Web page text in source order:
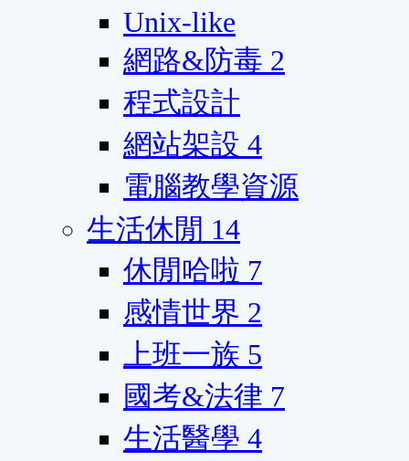
Unix-like
網路&防毒 2
程式設計
網站架設 4
電腦教學資源
生活休閒 14
休閒哈啦 7
感情世界 2
上班一族 5
國考&法律 7
生活醫學 4